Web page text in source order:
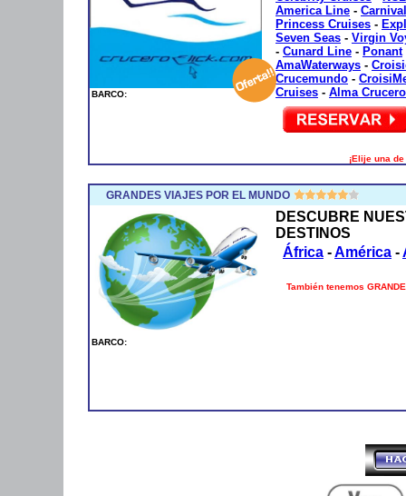
BARCO:
America Line -
Princess Cruises -
Seven Seas - Virgin
- Cunard Line - Ponant
AmaWaterways -
Crucemundo -
Cruises - Alma
¡Elije una
GRANDES VIAJES POR EL MUNDO
BARCO:
DESCUBRE
DESTINOS
África -América -
También tenemos